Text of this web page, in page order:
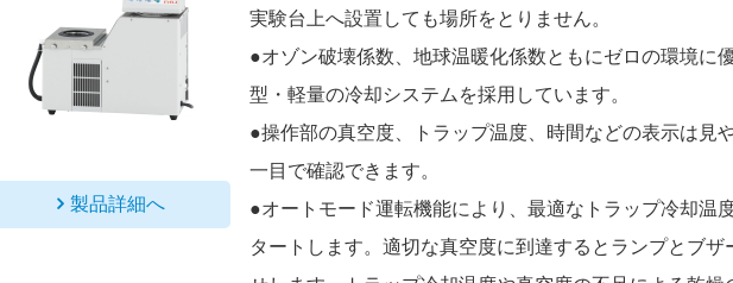
製品詳細へ
実験台上へ設置しても場所をとりません。
●オゾン破壊係数、地球温暖化係数ともにゼロの環境に
型・軽量の冷却システムを採用しています。
●操作部の真空度、トラップ温度、時間などの表示は見
一目で確認できます。
●オートモード運転機能により、最適なトラップ冷却温
タートします。適切な真空度に到達するとランプとブ